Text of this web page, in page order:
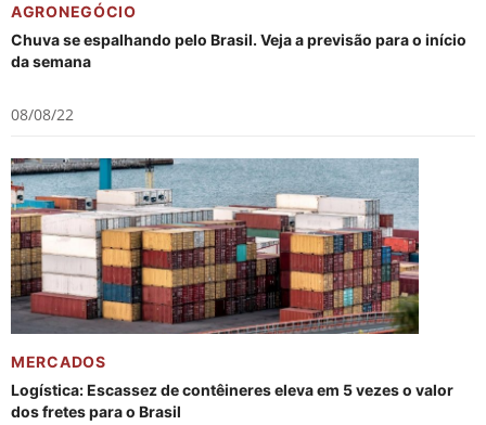
AGRONEGÓCIO
Chuva se espalhando pelo Brasil. Veja a previsão para o início
da semana
08/08/22
MERCADOS
Logística: Escassez de contêineres eleva em 5 vezes o valor
dos fretes para o Brasil